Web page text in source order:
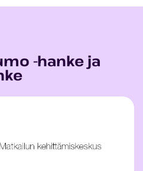
-hanke ja